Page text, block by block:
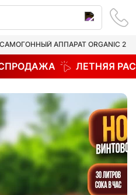
САМОГОННЫЙ АППАРАТ ORGANIC 2
ЛЕТНЯЯ